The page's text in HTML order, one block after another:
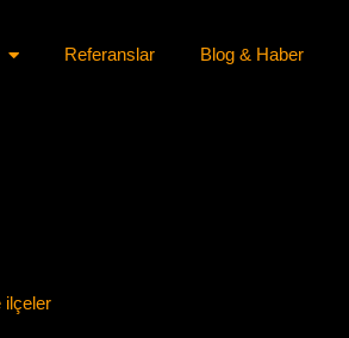
Referanslar Blog & Haber
ilçeler